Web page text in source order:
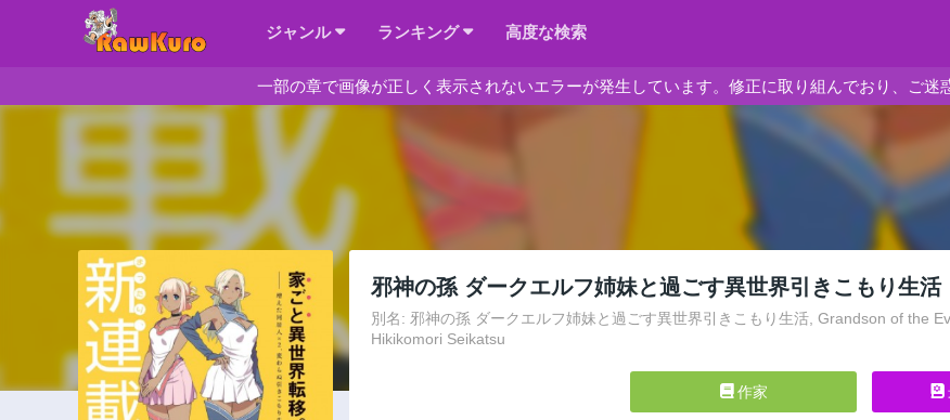
ジャンル ランキング 高度な検索
一部の章で画像が正しく表示されないエラーが発生しています。修正に取り組んでおり、ご迷
邪神の孫 ダークエルフ姉妹と過ごす異世界引きこもり生活
別名: 邪神の孫 ダークエルフ姉妹と過ごす異世界引きこもり生活, Grandson of the
Hikikomori Seikatsu
作家